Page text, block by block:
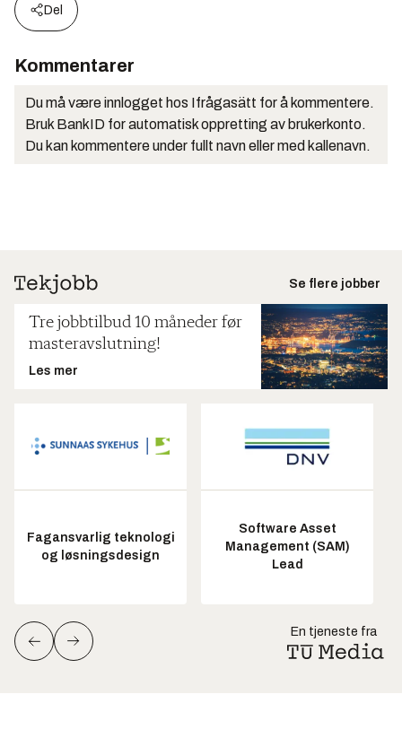
Del
Kommentarer
Du må være innlogget hos Ifrågasätt for å kommentere.
Bruk BankID for automatisk oppretting av brukerkonto.
Du kan kommentere under fullt navn eller med kallenavn.
Se flere jobber
Tre jobbtilbud 10 måneder før
masteravslutning!
Les mer
Fagansvarlig teknologi
og løsningsdesign
Software Asset
Management (SAM)
Lead
En tjeneste fra